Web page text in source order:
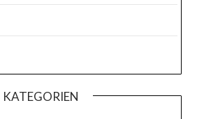
KATEGORIEN